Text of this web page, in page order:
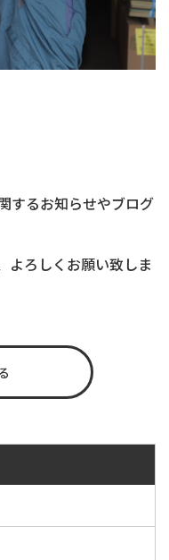
するお知らせやブログ
よろしくお願い致しま